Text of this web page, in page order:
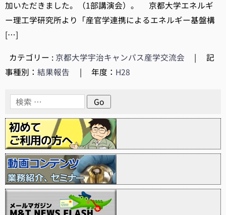
加いただきました。（1部講演会）。 京都大学エネルギ
ー理工学研究所より「産官学連携によるエネルギー基盤構
[…]
カテゴリー : 京都大学宇治キャンパス産学交流会 |
記
事種別： 結果報告 | 年度： H28